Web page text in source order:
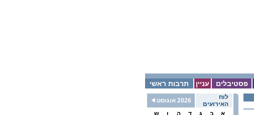
תרבות ראשי עניין פסטיבלים
לוח
האירועים
2026 אוגוסט
א
ב ג ד ה ו ש